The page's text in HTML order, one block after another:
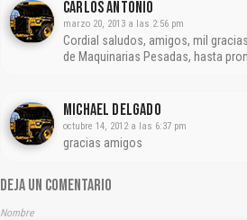
CARLOS ANTONIO
marzo 20, 2013 a las 2:56 pm
Cordial saludos, amigos, mil
de Maquinarias Pesadas, hasta
Michael Delgado
octubre 14, 2012 a las 6:37 pm
gracias amigos
DEJA UN COMENTARIO
Nombre